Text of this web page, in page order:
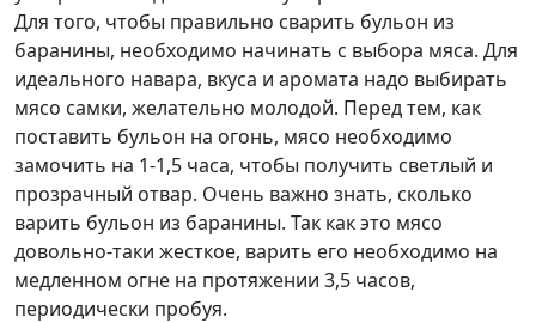
Для того, чтобы правильно сварить бульон из
баранины, необходимо начинать с выбора мяса. Для
идеального навара, вкуса и аромата надо выбирать
мясо самки, желательно молодой. Перед тем, как
поставить бульон на огонь, мясо необходимо
замочить на 1-1,5 часа, чтобы получить светлый и
прозрачный отвар. Очень важно знать, сколько
варить бульон из баранины. Так как это мясо
довольно-таки жесткое, варить его необходимо на
медленном огне на протяжении 3,5 часов,
периодически пробуя.